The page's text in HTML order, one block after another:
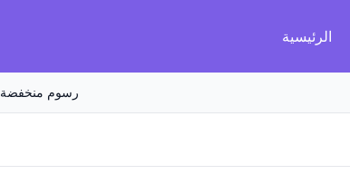
الرئيسية
رسوم منخفضة